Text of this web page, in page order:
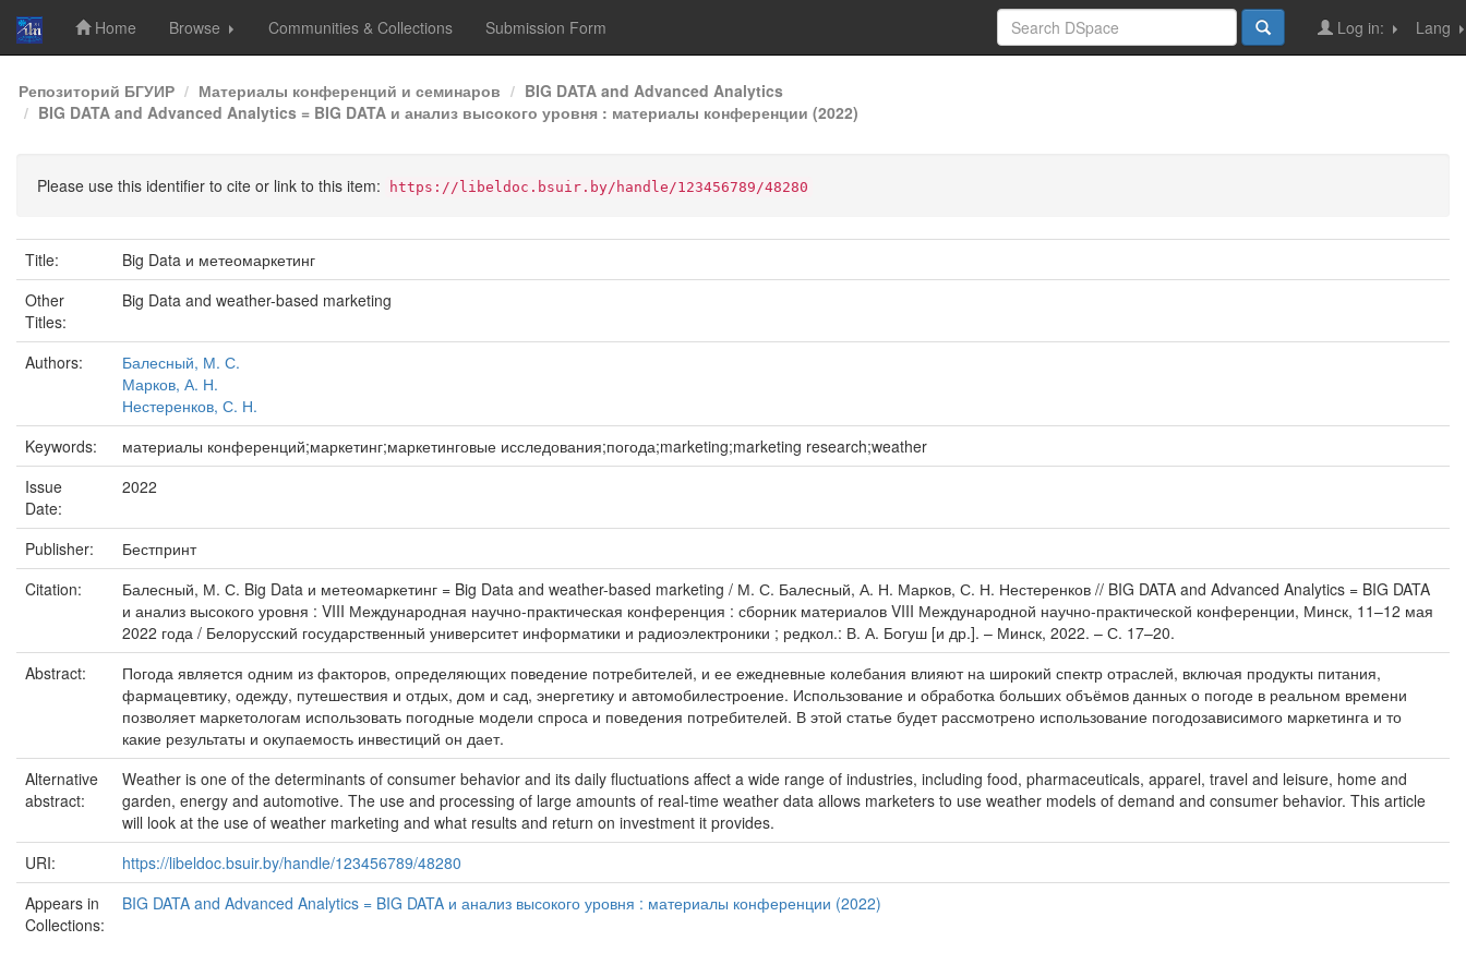
Skip
navigation
Home Browse Communities & Collections Submission Form Lang
Log in:
Репозиторий БГУИР Материалы конференций и семинаров
BIG DATA and Advanced Analytics
BIG DATA and Advanced Analytics = BIG DATA и анализ высокого уровня : материалы конференции (2022)
Please use this identifier to cite or link to this item: https://libeldoc.bsuir.by/handle/123456789/48280
Title:
Big Data и метеомаркетинг
Other
Titles:
Big Data and weather-based marketing
Authors:
Балесный, М. С.
Марков, А. Н.
Нестеренков, С. Н.
Keywords:
материалы конференций;маркетинг;маркетинговые исследования;погода;marketing;marketing research;weather
Issue
Date:
2022
Publisher:
Бестпринт
Citation:
Балесный, М. С. Big Data и метеомаркетинг = Big Data and weather-based marketing / М. С. Балесный, А. Н. Марков, С. Н. Нестеренков // BIG DATA and Advanced Analytics = BIG DATA
и анализ высокого уровня : VIII Международная научно-практическая конференция : сборник материалов VIII Международной научно-практической конференции, Минск, 11–12 мая
2022 года / Белорусский государственный университет информатики и радиоэлектроники ; редкол.: В. А. Богуш [и др.]. – Минск, 2022. – С. 17–20.
Abstract:
Погода является одним из факторов, определяющих поведение потребителей, и ее ежедневные колебания влияют на широкий спектр отраслей, включая продукты питания,
фармацевтику, одежду, путешествия и отдых, дом и сад, энергетику и автомобилестроение. Использование и обработка больших объёмов данных о погоде в реальном времени
позволяет маркетологам использовать погодные модели спроса и поведения потребителей. В этой статье будет рассмотрено использование погодозависимого маркетинга и то
какие результаты и окупаемость инвестиций он дает.
Alternative
abstract:
Weather is one of the determinants of consumer behavior and its daily fluctuations affect a wide range of industries, including food, pharmaceuticals, apparel, travel and leisure, home and
garden, energy and automotive. The use and processing of large amounts of real-time weather data allows marketers to use weather models of demand and consumer behavior. This article
will look at the use of weather marketing and what results and return on investment it provides.
URI:
https://libeldoc.bsuir.by/handle/123456789/48280
Appears in
Collections:
BIG DATA and Advanced Analytics = BIG DATA и анализ высокого уровня : материалы конференции (2022)